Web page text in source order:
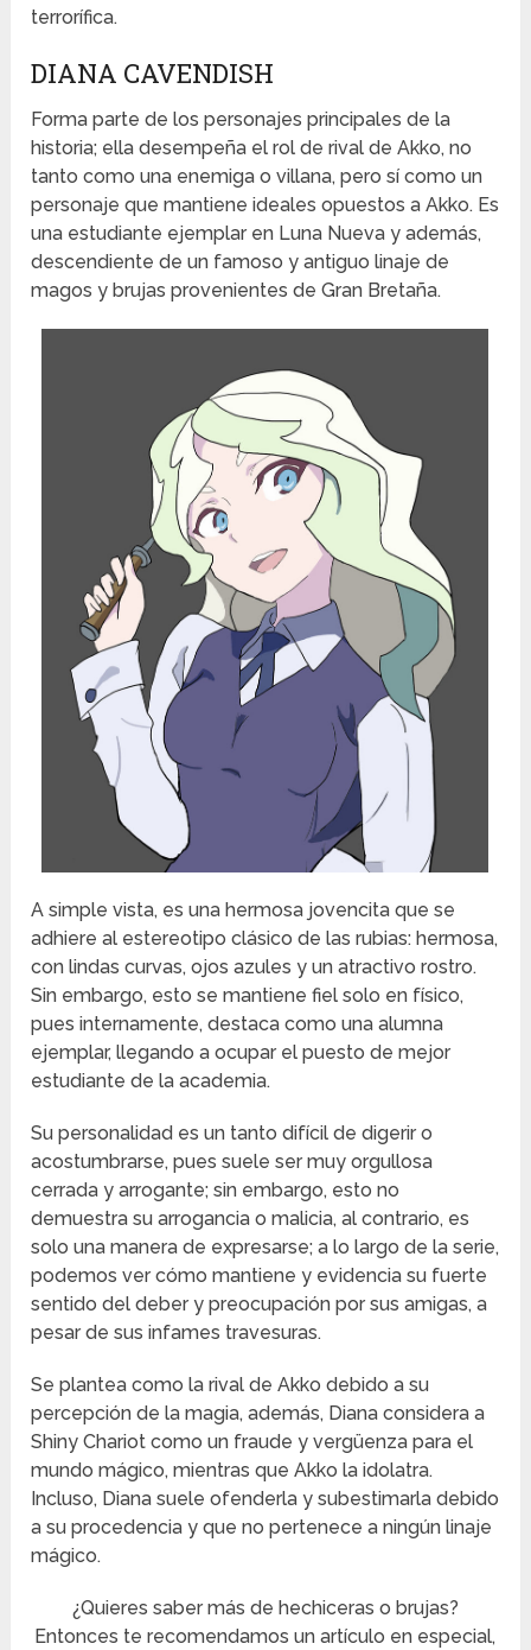
terrorífica.
DIANA CAVENDISH
Forma parte de los personajes principales de la
historia; ella desempeña el rol de rival de Akko, no
tanto como una enemiga o villana, pero sí como un
personaje que mantiene ideales opuestos a Akko. Es
una estudiante ejemplar en Luna Nueva y además,
descendiente de un famoso y antiguo linaje de
magos y brujas provenientes de Gran Bretaña.
A simple vista, es una hermosa jovencita que se
adhiere al estereotipo clásico de las rubias: hermosa,
con lindas curvas, ojos azules y un atractivo rostro.
Sin embargo, esto se mantiene fiel solo en físico,
pues internamente, destaca como una alumna
ejemplar, llegando a ocupar el puesto de mejor
estudiante de la academia.
Su personalidad es un tanto difícil de digerir o
acostumbrarse, pues suele ser muy orgullosa
cerrada y arrogante; sin embargo, esto no
demuestra su arrogancia o malicia, al contrario, es
solo una manera de expresarse; a lo largo de la serie,
podemos ver cómo mantiene y evidencia su fuerte
sentido del deber y preocupación por sus amigas, a
pesar de sus infames travesuras.
Se plantea como la rival de Akko debido a su
percepción de la magia, además, Diana considera a
Shiny Chariot como un fraude y vergüenza para el
mundo mágico, mientras que Akko la idolatra.
Incluso, Diana suele ofenderla y subestimarla debido
a su procedencia y que no pertenece a ningún linaje
mágico.
¿Quieres saber más de hechiceras o brujas?
Entonces te recomendamos un artículo en especial,